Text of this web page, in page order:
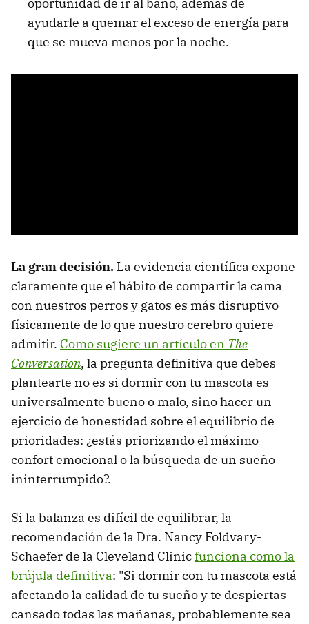
ayudarle a quemar el exceso de energía para
que se mueva menos por la noche.
La gran decisión. La evidencia científica expone
claramente que el hábito de compartir la cama
con nuestros perros y gatos es más disruptivo
físicamente de lo que nuestro cerebro quiere
admitir. Como sugiere un artículo en The
Conversation, la pregunta definitiva que debes
plantearte no es si dormir con tu mascota es
universalmente bueno o malo, sino hacer un
ejercicio de honestidad sobre el equilibrio de
prioridades: ¿estás priorizando el máximo
confort emocional o la búsqueda de un sueño
ininterrumpido?.
Si la balanza es difícil de equilibrar, la
recomendación de la Dra. Nancy Foldvary-
Schaefer de la Cleveland Clinicfunciona como la
brújula definitiva: "Si dormir con tu mascota está
afectando la calidad de tu sueño y te despiertas
cansado todas las mañanas, probablemente sea